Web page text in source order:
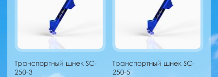
Транспортный шнек SC-
250-3
Транспортный шнек SC-
250-5